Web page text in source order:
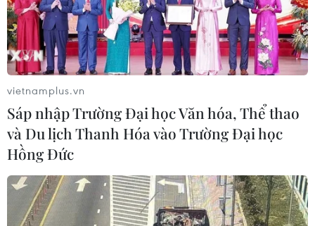
vietnamplus.vn
Sáp nhập Trường Đại học Văn hóa, Thể thao
và Du lịch Thanh Hóa vào Trường Đại học
Hồng Đức